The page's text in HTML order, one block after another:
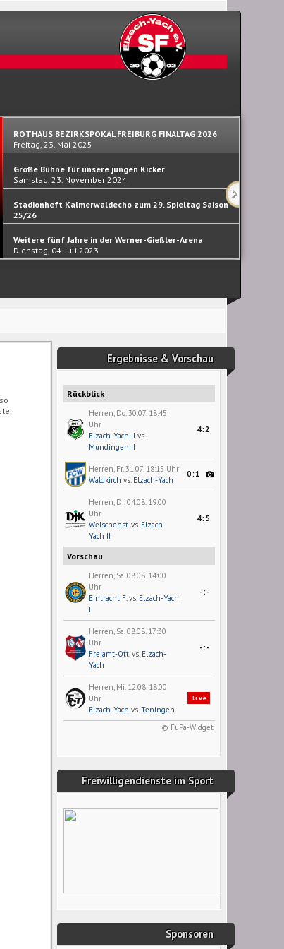
ROTHAUS BEZIRKSPOKAL FREIBURG FINALTAG 2026
Freitag, 23. Mai 2025
Große Bühne für unsere jungen Kicker
Samstag, 23. November 2024
Stadionheft Kalmerwaldecho zum 29. Spieltag Saison
25/26
Samstag, 30. September 2023
Weitere fünf Jahre in der Werner-Gießler-Arena
Dienstag, 04. Juli 2023
Ergebnisse & Vorschau
Rückblick
Herren, Do. 30.07. 18:45
Uhr
Elzach-Yach II vs.
Mundingen II
4:2
Herren, Fr. 31.07. 18:15 Uhr
Waldkirch vs. Elzach-Yach
0:1
Herren, Di. 04.08. 19:00
Uhr
Welschenst.vs. Elzach-
Yach II
4:5
Vorschau
Herren, Sa. 08.08. 14:00
Uhr
Eintracht F.vs. Elzach-Yach
II
-:-
Herren, Sa. 08.08. 17:30
Uhr
Freiamt-Ott.vs. Elzach-
Yach
-:-
Herren, Mi. 12.08. 18:00
Uhr
Elzach-Yach vs.Teningen
live
© FuPa-Widget
Freiwilligendienste im Sport
Sponsoren